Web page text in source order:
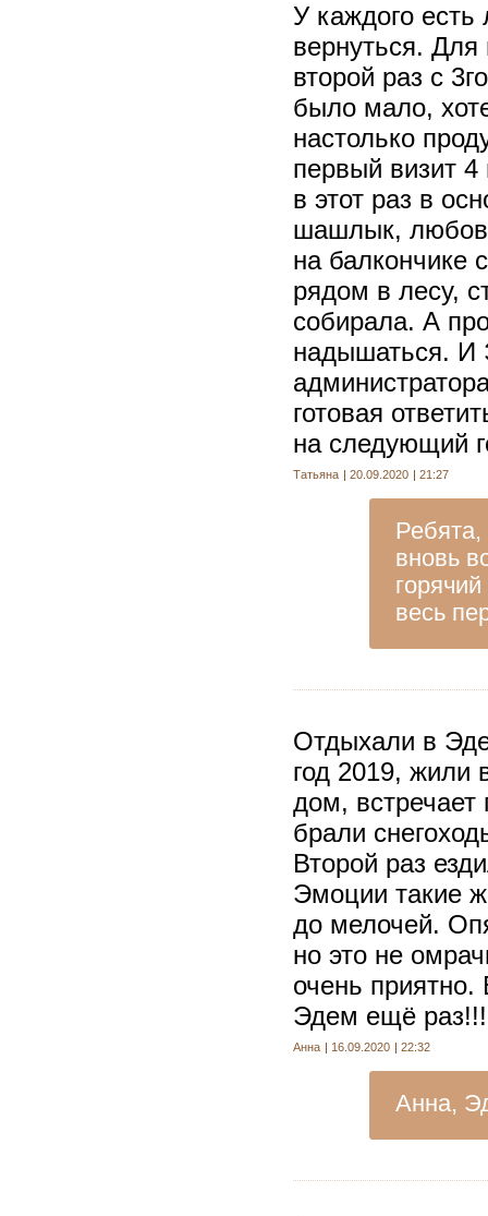
У каждого есть
вернуться.
второй раз с
было мало,
настолько
первый визит 4
в этот раз в
шашлык,
на балкончике
рядом в лесу,
собирала. А
надышаться. И
готовая
на следующий
Татьяна 20.09.2020 21:27
Ребята,
вновь
весь
Отдыхали в
год 2019, жили
дом,
брали
Второй раз
Эмоции такие
до мелочей.
но это не
очень
Эдем ещё раз!!!
Анна 16.09.2020 22:32
Анна,